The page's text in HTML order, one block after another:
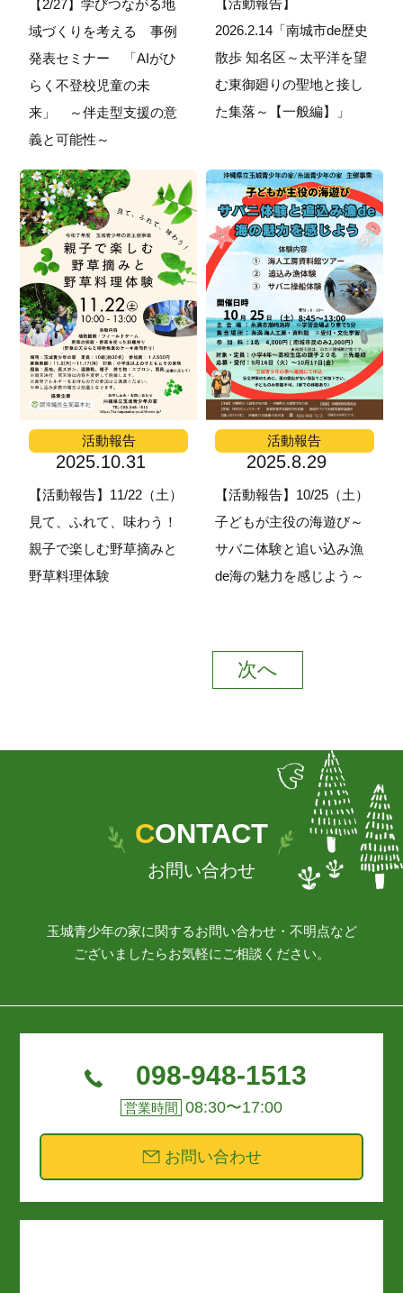
【2/27】学びつながる地
域づくりを考える 事例
発表セミナー 「AIがひ
らく不登校児童の未
来」 ～伴走型支援の意
義と可能性～
【活動報告】
2026.2.14「南城市de歴史
散歩 知名区～太平洋を望
む東御廻りの聖地と接し
た集落～【一般編】」
2025.10.31
活動報告
【活動報告】11/22（土）
見て、ふれて、味わう！
親子で楽しむ野草摘みと
野草料理体験
2025.8.29
活動報告
【活動報告】10/25（土）
子どもが主役の海遊び～
サバニ体験と追い込み漁
de海の魅力を感じよう～
次へ
CONTACT
お問い合わせ
玉城青少年の家に関するお問い合わせ・不明点など
ございましたらお気軽にご相談ください。
098-948-1513
営業時間 08:30〜17:00
お問い合わせ